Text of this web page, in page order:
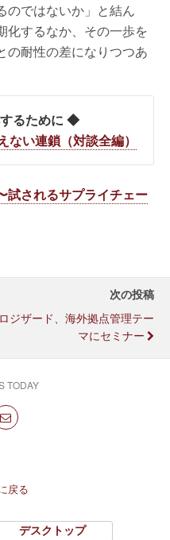
のではないか」と結ん
化するなか、その一歩を
の耐性の差になりつつあ
るために ◆
い連鎖（対談全編）
試されるサプライチェー
次の投稿
ロジザード、海外拠点管理テー
マにセミナー
TODAY
戻る
デスクトップ